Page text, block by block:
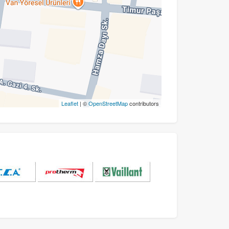
Leaflet | ©OpenStreetMapcontributors